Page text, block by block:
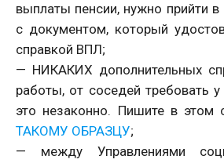
выплаты пенсии, нужно прийти
с документом, который
справкой ВПЛ;
— НИКАКИХ дополнительных
работы, от соседей требовать
это незаконно. Пишите в этом
ТАКОМУ ОБРАЗЦУ;
— между Управлениями